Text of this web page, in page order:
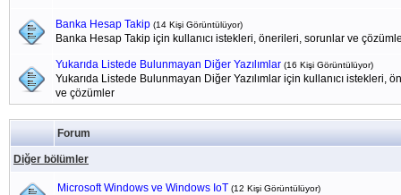
Banka Hesap Takip (14 Kişi Görüntülüyor)
Banka Hesap Takip için kullanıcı istekleri, önerileri, sorunlar ve
Yukarıda Listede Bulunmayan Diğer Yazılımlar (16 Kişi Görüntülüyor)
Yukarıda Listede Bulunmayan Diğer Yazılımlar için kullanıcı istekleri,
ve çözümler
Forum
Diğer bölümler
Microsoft Windows ve Windows IoT (12 Kişi Görüntülüyor)